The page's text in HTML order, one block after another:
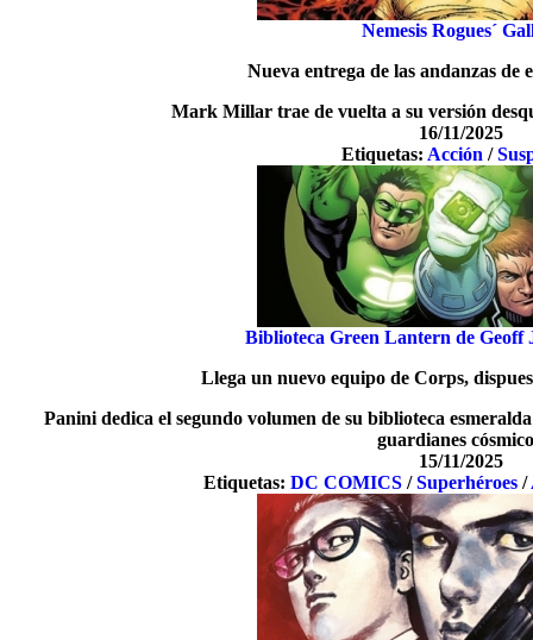
Nemesis Rogues´
Nueva entrega de las andanzas de
Mark Millar trae de vuelta a su versión
16/11/2025
Etiquetas: Acción /
Biblioteca Green Lantern de Geoff
Llega un nuevo equipo de Corps,
Panini dedica el segundo volumen de su biblioteca
guardianes
15/11/2025
Etiquetas: DC COMICS /Superhéroes /